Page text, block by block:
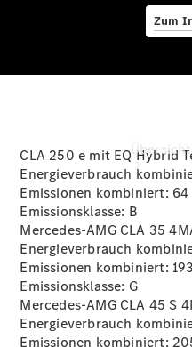
Zum
Übersicht
Startseite
finden
CLA 250 e mit EQ Hybrid
Energieverbrauch
Emissionen kombiniert:
Emissionsklasse: B
Mercedes-AMG CLA 35
Energieverbrauch
Emissionen kombiniert:
Emissionsklasse: G
Mercedes-AMG CLA 45 S
Energieverbrauch
Emissionen kombiniert: